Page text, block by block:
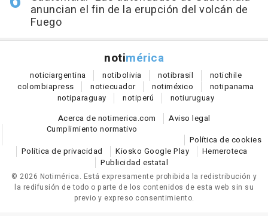
anuncian el fin de la erupción del volcán de
Fuego
notimérica
noticiargentina notibolivia notibrasil notichile
colombiapress notiecuador notiméxico notipanama
notiparaguay notiperú notiuruguay
Acerca de notimerica.com
Aviso legal
Cumplimiento normativo
Política de cookies
Política de privacidad
Kiosko Google Play
Hemeroteca
Publicidad estatal
© 2026 Notimérica. Está expresamente prohibida la redistribución y
la redifusión de todo o parte de los contenidos de esta web sin su
previo y expreso consentimiento.